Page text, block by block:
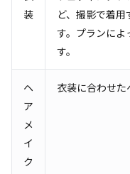
装
ど、撮影で着
す。プランによ
す。
ヘ
ア
メ
イ
ク
衣装に合わせた